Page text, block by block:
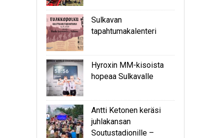
Sulkavan
tapahtumakalenteri
Hyroxin MM-kisoista
hopeaa Sulkavalle
Antti Ketonen keräsi
juhlakansan
Soutustadionille –